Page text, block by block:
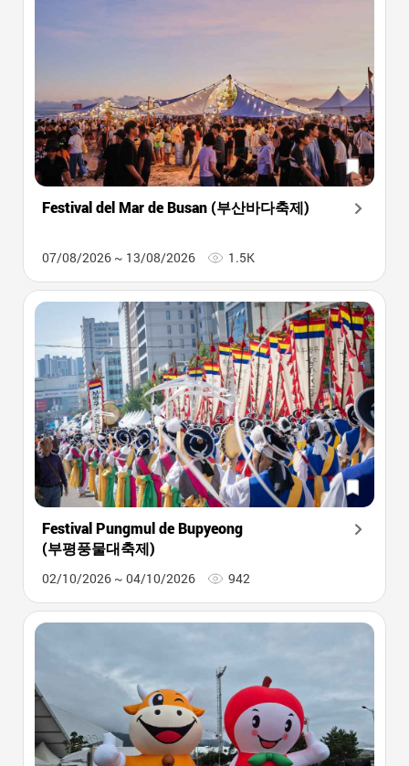
Festival del Mar de Busan (부산바다축제)
07/08/2026 ~ 13/08/2026 1.5K
Festival Pungmul de Bupyeong
(부평풍물대축제)
02/10/2026 ~ 04/10/2026 942